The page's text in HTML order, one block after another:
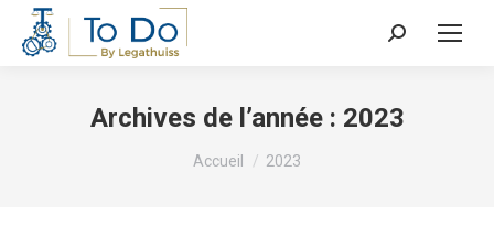
Recherche
Archives de l’année : 2023
Vous êtes ici :
Accueil 2023